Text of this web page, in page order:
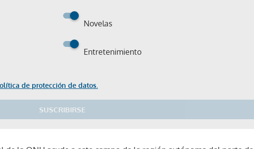
Novelas
Entretenimiento
de protección de datos.
SUSCRIBIRSE